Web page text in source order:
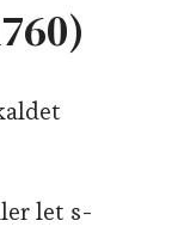
let s-